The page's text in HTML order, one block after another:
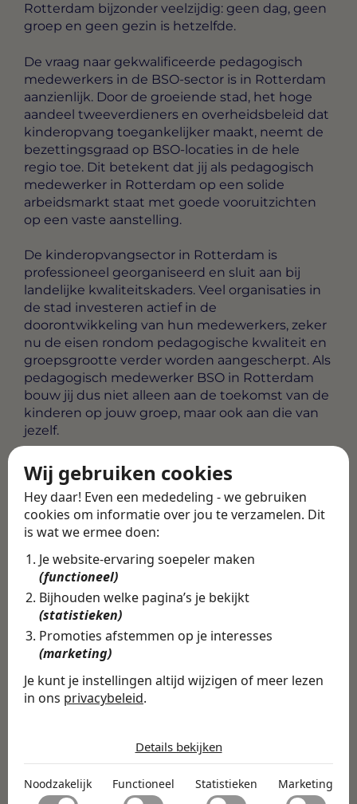
Wij gebruiken cookies
Hey daar! Even een mededeling - we gebruiken
cookies om informatie over jou te verzamelen. Dit
is wat we ermee doen:
Je website-ervaring soepeler maken
(functioneel)
Bijhouden welke pagina’s je bekijkt
(statistieken)
Promoties afstemmen op je interesses
(marketing)
Je kunt je instellingen altijd wijzigen of meer lezen
in ons privacybeleid.
Noodzakelijk
Noodzakelijke cookies helpen een website bruikbaar te
Details bekijken
Noodzakelijk Functioneel Statistieken Marketing
Rotterdam bijzonder veelzijdig: geen dag, geen
groep en geen gezin is hetzelfde.
De vraag naar gekwalificeerde pedagogisch
medewerkers in de BSO-sector is in Rotterdam
aanzienlijk. Door de groeiende stad, het hoge
aandeel tweeverdieners en overheidsbeleid dat
kinderopvang toegankelijker maakt, neemt de
bezettingsgraad op BSO-locaties in de hele
regio toe. Dit betekent dat jij als pedagogisch
medewerker in Rotterdam op een solide
arbeidsmarkt staat met goede vooruitzichten
op een vaste aanstelling.
De kinderopvangsector in Rotterdam is
professioneel georganiseerd en sluit aan bij
landelijke kwaliteitskaders. Veel organisaties in
de stad investeren actief in de
doorontwikkeling van hun medewerkers, zeker
nu de eisen rondom pedagogische kwaliteit en
groepsgrootte verder worden aangescherpt. Als
pedagogisch medewerker BSO in Rotterdam
bouw jij dus niet alleen aan de toekomst van de
kinderen op jouw groep, maar ook aan die van
jezelf.
Alle vacatures ·Career tips
Terug
Deel deze vacature
Vind de volledige
vacature in de
Swipe4Work app
In de Swipe4Work-app vind je
op basis van jouw skills,
ambities en voorkeuren.